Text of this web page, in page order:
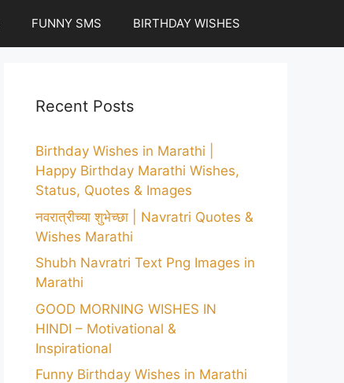
FUNNY SMS BIRTHDAY WISHES
Recent Posts
Birthday Wishes in Marathi |
Happy Birthday Marathi Wishes,
Status, Quotes & Images
नवरात्रीच्या शुभेच्छा | Navratri Quotes &
Wishes Marathi
Shubh Navratri Text Png Images in
Marathi
GOOD MORNING WISHES IN
HINDI – Motivational &
Inspirational
Funny Birthday Wishes in Marathi